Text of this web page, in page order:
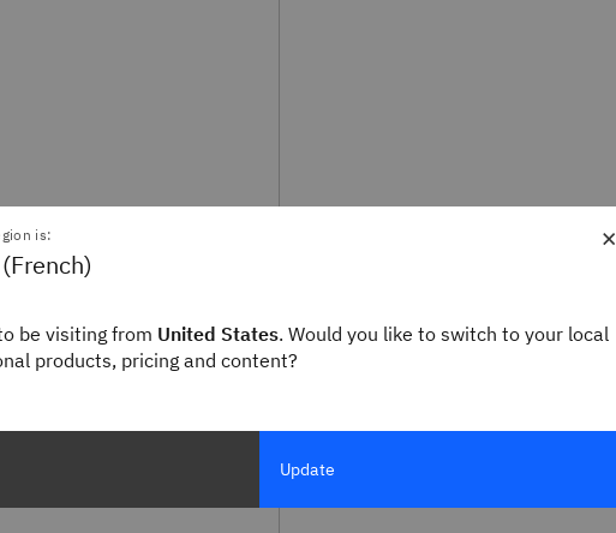
×
is:
be visiting from United States. Would you like to switch to your local
products, pricing and content?
Update